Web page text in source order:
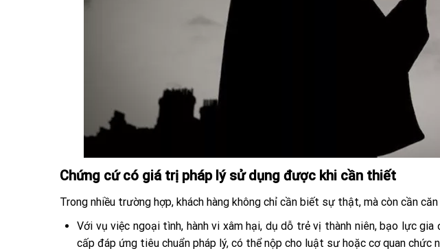
Chứng cứ có giá trị pháp lý sử dụng được khi cần thiết
Trong nhiều trường hợp, khách hàng không chỉ cần biết sự thật, mà còn cần
Với vụ việc ngoại tình, hành vi xâm hại, dụ dỗ trẻ vị thành niên, bạo lực
cấp đáp ứng tiêu chuẩn pháp lý, có thể nộp cho luật sư hoặc cơ quan chức